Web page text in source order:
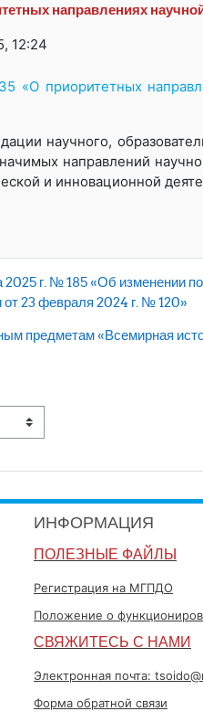
направлениях
12:24
научного,
направлений
и инновационной
«Об изменении
23 февраля 2024 г. № 120»
предметам «Всемирная
ИНФОРМАЦИЯ
ПОЛЕЗНЫЕ ФАЙЛЫ
Регистрация на МГПДО
Положение о
СВЯЖИТЕСЬ С НАМИ
Электронная почта:
Форма обратной связи